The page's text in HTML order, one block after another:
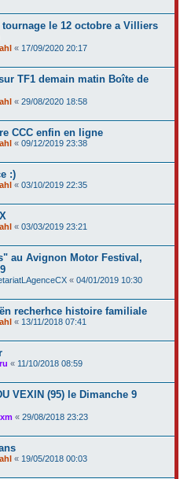
le 12 octobre a Villiers
« 17/09/2020 20:17
TF1 demain matin Boîte de
«29/08/2020 18:58
CCC enfin en ligne
«09/12/2019 23:38
:)
«03/10/2019 22:35
«03/03/2019 23:21
au Avignon Motor Festival,
«04/01/2019 10:30
recherhce histoire familiale
« 13/11/2018 07:41
« 11/10/2018 08:59
VEXIN (95) le Dimanche 9
«29/08/2018 23:23
« 19/05/2018 00:03